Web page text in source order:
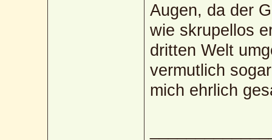
Augen, da der
wie skrupellos
dritten Welt
vermutlich
mich ehrlich